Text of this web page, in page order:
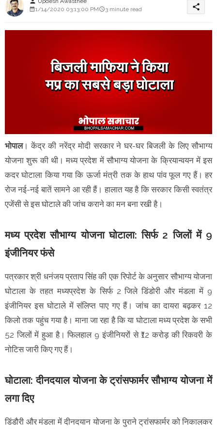
1/14/2020 03:13:00 PM
3 minute read share
भोपाल। केंद्र की नरेंद्र मोदी सरकार ने घर-घर बिजली के लिए सौभाग्य
योजना शुरू की थी। मध्य प्रदेश में सौभाग्य योजना के क्रियान्वयन में इस
कदर घोटाला किया गया कि ऊर्जा मंत्री तक के हाथ पांव फूल गए हैं। हर
रोज नई-नई बातें सामने आ रही हैं। हालात यह है कि सरकार किसी स्वतंत्र
एजेंसी से इस घोटाले की जांच कराने का मन बना रखी है।
मध्य प्रदेश सौभाग्य योजना घोटाला: सिर्फ 2 जिलों में 9
इंजीनियर फंसे
पत्रकार श्री धनंजय प्रताप सिंह की एक रिपोर्ट के अनुसार सौभाग्य योजना
घोटाला के तहत मध्यप्रदेश के सिर्फ 2 जिले डिंडोरी और मंडला में 9
इंजीनियर इस घोटाले में संलिप्त पाए गए हैं। जांच का दायरा बढ़कर 12
किलो तक पहुंच गया है। माना जा रहा है कि या घोटाला मध्य प्रदेश के सभी
52 जिलों में हुआ है। फिलहाल 9 इंजीनियरों से ₹12 करोड़ की रिकवरी के
नोटिस जारी किए गए हैं।
घोटाला: दीनदयाल योजना के ट्रांसफार्मर सौभाग्य योजना में
लगा दिए
डिंडौरी और मंडला में दीनदयान योजना के पुराने ट्रांसफार्मर को निकालकर